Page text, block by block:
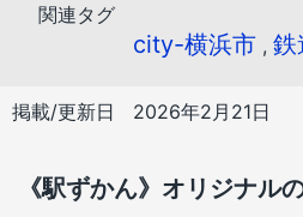
関連タグ
city-横浜市 , 鉄
掲載/更新日 2026年2月21日
《駅ずかん》オリジナル